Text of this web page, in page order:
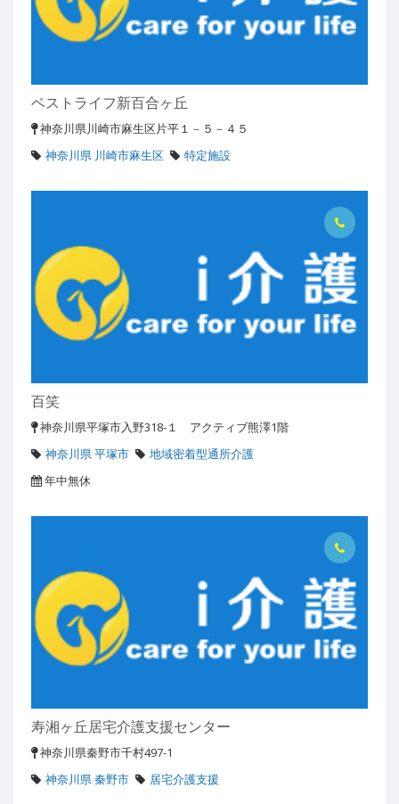
ベストライフ新百合ヶ丘
神奈川県川崎市麻生区片平１－５－４５
神奈川県 川崎市麻生区
特定施設
百笑
神奈川県平塚市入野318-１ アクティブ熊澤1階
神奈川県 平塚市
地域密着型通所介護
年中無休
寿湘ヶ丘居宅介護支援センター
神奈川県秦野市千村497-1
神奈川県 秦野市
居宅介護支援